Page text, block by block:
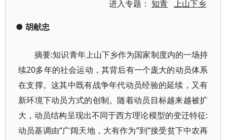
进入专题：知青 上山下乡
● 胡献忠
摘要:知识青年上山下乡作为国家制度内的一场持
续20多年的社会运动，其背后有一个庞大的动员体系
在支撑。这其中既有战争年代动员经验的延续，又有
新环境下动员方式的创制。随着动员目标越来越被扩
大，动员结构呈现出不同于西方理论模型的变迁特征:
动员基调由“广阔天地，大有作为”到“接受贫下中农再